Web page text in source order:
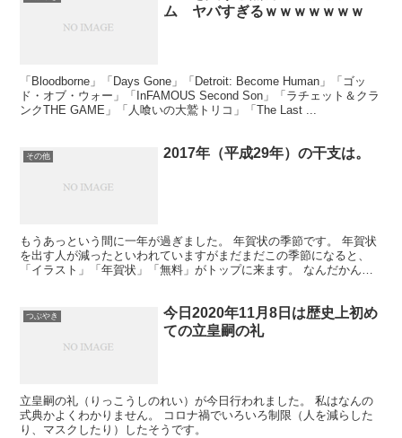
ム ヤバすぎるｗｗｗｗｗｗｗ
「Bloodborne」「Days Gone」「Detroit: Become Human」「ゴッ
ド・オブ・ウォー」「InFAMOUS Second Son」「ラチェット＆クラ
ンクTHE GAME」「人喰いの大鷲トリコ」「The Last ...
その他 2017年（平成29年）の干支は。
もうあっという間に一年が過ぎました。 年賀状の季節です。 年賀状
を出す人が減ったといわれていますがまだまだこの季節になると、
「イラスト」「年賀状」「無料」がトップに来ます。 なんだかんだ
つぶやき
今日2020年11月8日は歴史上初め
ての立皇嗣の礼
立皇嗣の礼（りっこうしのれい）が今日行われました。 私はなんの
式典かよくわかりません。 コロナ禍でいろいろ制限（人を減らした
り、マスクしたり）したそうです。